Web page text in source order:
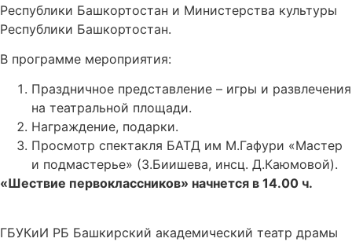
Республики Башкортостан и Министерства культуры
Республики Башкортостан.
В программе мероприятия:
Праздничное представление – игры и развлечения
на театральной площади.
Награждение, подарки.
Просмотр спектакля БАТД им М.Гафури «Мастер
и подмастерье» (З.Биишева, инсц. Д.Каюмовой).
«Шествие первоклассников» начнется в 14.00 ч.
ГБУКиИ РБ Башкирский академический театр драмы